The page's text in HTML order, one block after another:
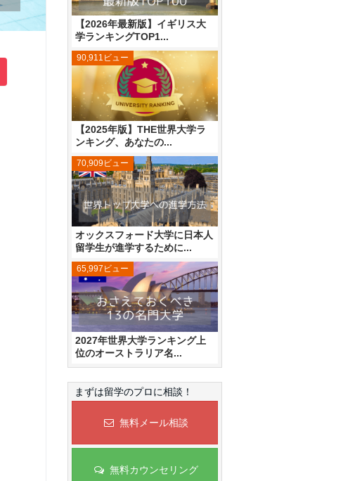
【2026年最新版】イギリス大
学ランキングTOP1...
【2025年版】THE世界大学ラ
ンキング、あなたの...
90,911ビュー
オックスフォード大学に日本人
留学生が進学するために...
70,909ビュー
2027年世界大学ランキング上
位のオーストラリア名...
65,997ビュー
まずは留学のプロに相談！
無料メール相談
無料カウンセリング